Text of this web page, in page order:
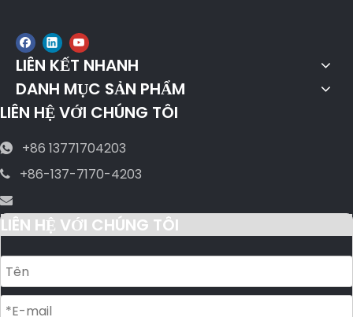
LIÊN KẾT NHANH
DANH MỤC SẢN PHẨM
LIÊN HỆ VỚI CHÚNG TÔI
 +86 13771704203
 +86-137-7170-4203

LIÊN HỆ VỚI CHÚNG TÔI